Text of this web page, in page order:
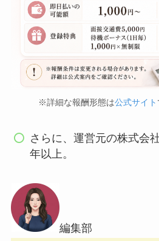
※詳細な報酬形態は公式サイト
さらに、運営元の株式会
年以上。
編集部